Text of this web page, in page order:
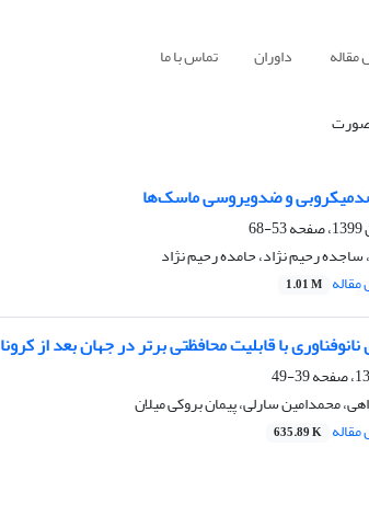
مقاله داوران تماس با ما
و ضدویروسی ماسک‌ها
53-68
رحیم نژاد، حامده رحیم نژاد
1.01 M
با قابلیت محافظتی برتر در جهان بعد از کرونا
39-49
محمدامین سارلی، پیمان بروکی میلان
635.89 K